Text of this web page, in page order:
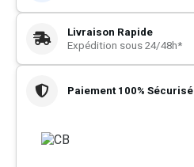
Livraison Rapide
Expédition sous 24/48h*
Paiement 100% Sécurisé